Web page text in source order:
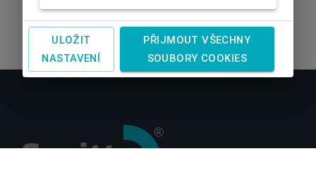
ULOŽIT
NASTAVENÍ
PŘIJMOUT VŠECHNY
SOUBORY COOKIES